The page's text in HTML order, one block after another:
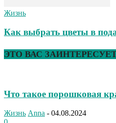
Жизнь
Как выбрать цветы в
ЭТО ВАС
Что такое порошковая
Жизнь Anna - 04.08.2024